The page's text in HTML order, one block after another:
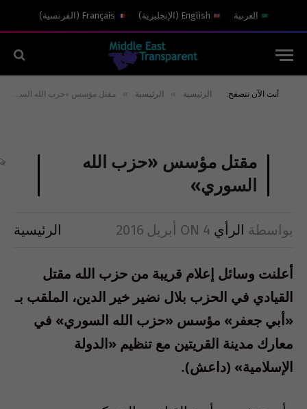
العربية English
( الإنجليزية)
Français
( الفرنسية)
أنت الآن تتصفح: الرئيسية » الرئيسية » مقتل مؤسس «حزب الله السوري»
مقتل مؤسس «حزب الله
السوري»
بواسطة الرأي ON 4 أبريل 2016 الرئيسية
أعلنت وسائل إعلام قريبة من حزب الله مقتل
القيادي في الحزب بلال نضير خير الدين، الملقب بـ
«أبي جعفر» مؤسس «حزب الله السوري» في
معارك مدينة القريتين مع تنظيم «الدولة
الإسلامية» (داعش).